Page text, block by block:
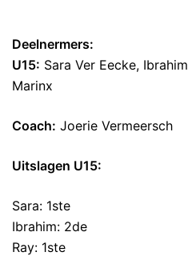
Deelnermers:
U15: Sara Ver Eecke,
Marinx
Coach: Joerie Vermeersch
Uitslagen U15:
Sara: 1ste
Ibrahim: 2de
Ray: 1ste